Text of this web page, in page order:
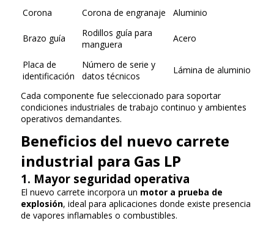
Corona
Corona de engranaje Aluminio
Brazo guía
Rodillos guía para
manguera
Acero
Placa de
identificación
Número de serie y
datos técnicos
Lámina de aluminio
Cada componente fue seleccionado para soportar
condiciones industriales de trabajo continuo y ambientes
operativos demandantes.
Beneficios del nuevo carrete
industrial para Gas LP
1. Mayor seguridad operativa
El nuevo carrete incorpora un motor a prueba de
explosión, ideal para aplicaciones donde existe presencia
de vapores inflamables o combustibles.